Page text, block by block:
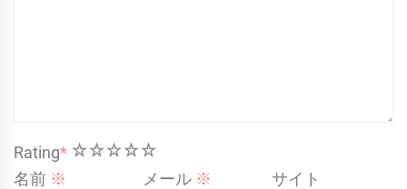
Rating* 5
4
3
2
1
名前 ※ メール ※ サイト